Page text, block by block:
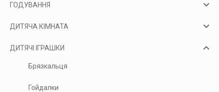
ГОДУВАННЯ
ДИТЯЧА КІМНАТА
ДИТЯЧІ ІГРАШКИ
Брязкальця
Гойдалки